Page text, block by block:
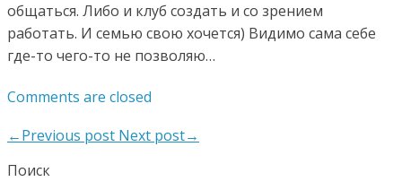
общаться. Либо и клуб создать и со зрением
работать. И семью свою хочется) Видимо сама себе
где-то чего-то не позволяю…
Comments are closed
←Previous post Next post→
Поиск